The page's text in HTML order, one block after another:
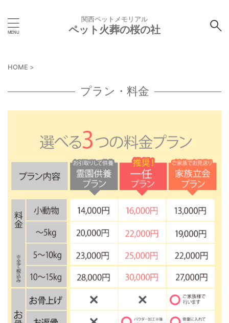
関西ペットメモリアル
ペット火葬の桜の社
HOME >
プラン・料金